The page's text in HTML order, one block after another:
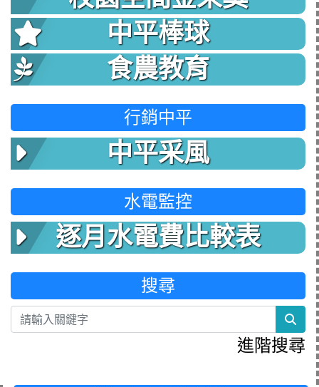
中平棒球
食農教育
行銷中平
中平采風
水電監控
逐月水電費比較表
搜尋
進階搜尋